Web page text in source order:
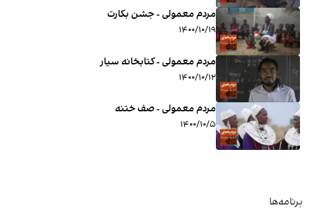
مردم معمولی - جشن بکارت
۱۴۰۰/۱۰/۱۹
مردم معمولی - کتابخانه سیار
۱۴۰۰/۱۰/۱۲
مردم معمولی - صف ختنه
۱۴۰۰/۱۰/۵
برنامه‌ها